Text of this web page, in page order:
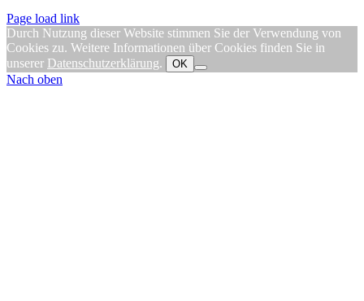
Page load link
Durch Nutzung dieser Website stimmen Sie der Verwendung von
Cookies zu. Weitere Informationen über Cookies finden Sie in
unserer Datenschutzerklärung. OK
Nach oben